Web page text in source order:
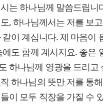
는 하나님께 말씀드립니
, 하나님께서는 저를 보
이 계십니다. 제 마음이
도 함께 계시지요. 좋은
하나님께 영광을 드리고
하나님의 뜻만 저를 통
이 모두 직장을 가질 수